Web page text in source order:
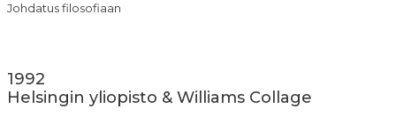
Johdatus filosofiaan
1992
Helsingin yliopisto & Williams Collage